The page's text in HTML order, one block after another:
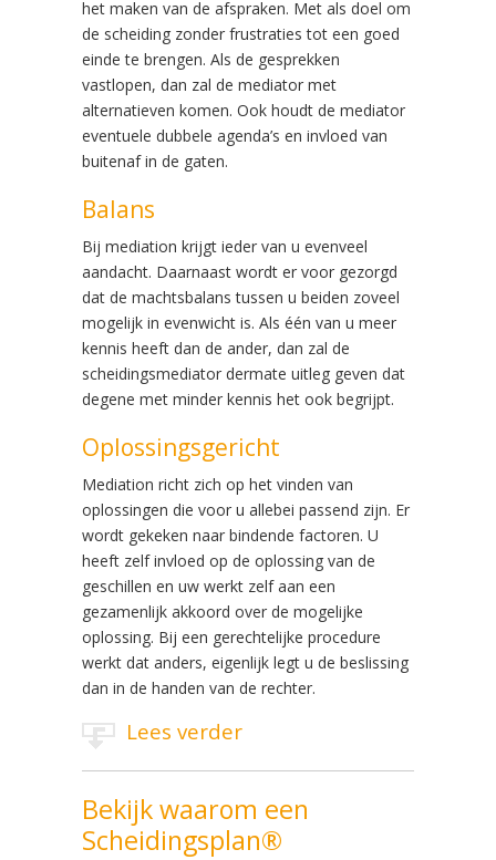
het maken van de afspraken. Met als doel om
de scheiding zonder frustraties tot een goed
einde te brengen. Als de gesprekken
vastlopen, dan zal de mediator met
alternatieven komen. Ook houdt de mediator
eventuele dubbele agenda’s en invloed van
buitenaf in de gaten.
Balans
Bij mediation krijgt ieder van u evenveel
aandacht. Daarnaast wordt er voor gezorgd
dat de machtsbalans tussen u beiden zoveel
mogelijk in evenwicht is. Als één van u meer
kennis heeft dan de ander, dan zal de
scheidingsmediator dermate uitleg geven dat
degene met minder kennis het ook begrijpt.
Oplossingsgericht
Mediation richt zich op het vinden van
oplossingen die voor u allebei passend zijn. Er
wordt gekeken naar bindende factoren. U
heeft zelf invloed op de oplossing van de
geschillen en uw werkt zelf aan een
gezamenlijk akkoord over de mogelijke
oplossing. Bij een gerechtelijke procedure
werkt dat anders, eigenlijk legt u de beslissing
dan in de handen van de rechter.
Lees verder
Bekijk waarom een
Scheidingsplan®